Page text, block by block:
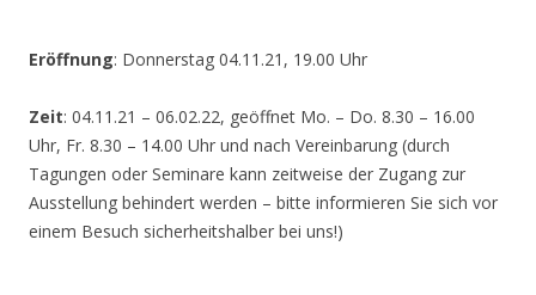
Eröffnung: Donnerstag 04.11.21, 19.00 Uhr
Zeit: 04.11.21 – 06.02.22, geöffnet Mo. – Do. 8.30 – 16.00
Uhr, Fr. 8.30 – 14.00 Uhr und nach Vereinbarung (durch
Tagungen oder Seminare kann zeitweise der Zugang zur
Ausstellung behindert werden – bitte informieren Sie sich vor
einem Besuch sicherheitshalber bei uns!)